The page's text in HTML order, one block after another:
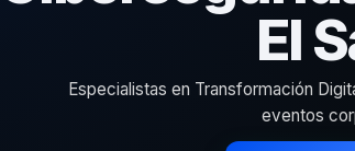
El
Especialistas en Transformación
eventos